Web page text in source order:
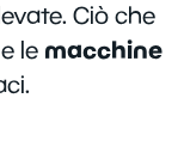
Ciò che
le macchine